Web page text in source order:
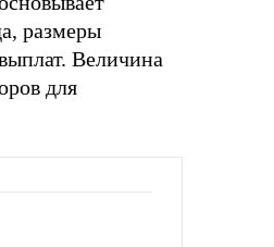
размеры
Величина
для